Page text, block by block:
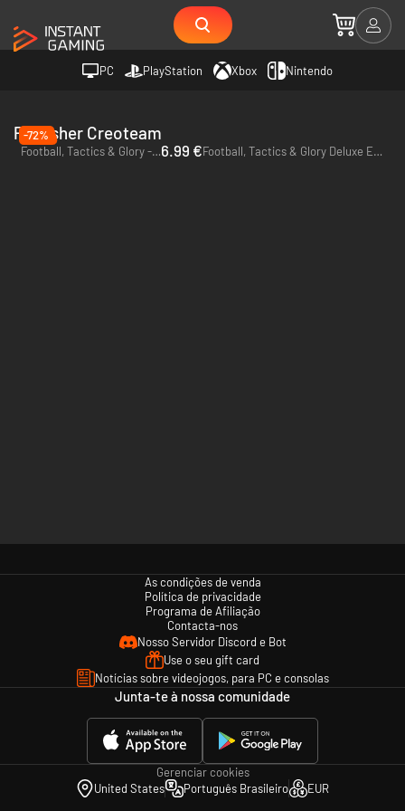
PC PlayStation Xbox Nintendo
Publisher Creoteam
-72%
Football, Tactics & Glory - PC (Steam)6.99 € Football, Tactics & Glory Deluxe Edition - PC (Steam)
As condições de venda
Política de privacidade
Programa de Afiliação
Contacta-nos
Nosso Servidor Discord e Bot
Use o seu gift card
Notícias sobre videojogos, para PC e consolas
Junta-te à nossa comunidade
Gerenciar cookies
United States
Português Brasileiro EUR